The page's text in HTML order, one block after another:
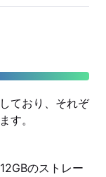
ており、それぞ
す。
のストレー